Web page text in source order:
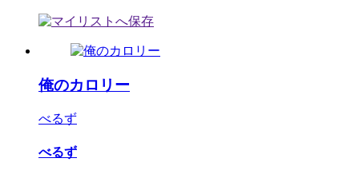
俺のカロリー
べるず
べるず